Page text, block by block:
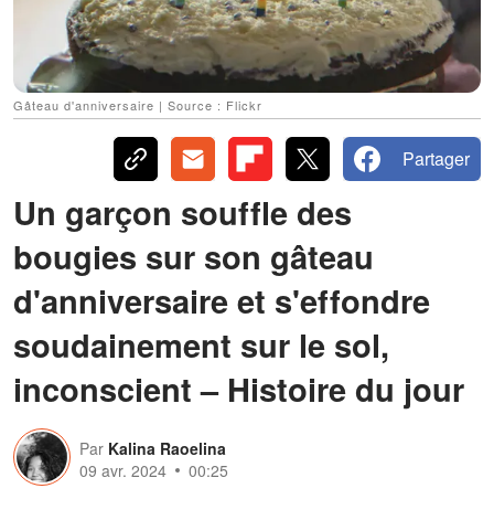
Gâteau d'anniversaire | Source : Flickr
Partager
Un garçon souffle des
bougies sur son gâteau
d'anniversaire et s'effondre
soudainement sur le sol,
inconscient – Histoire du jour
Par Kalina Raoelina
09 avr. 2024
00:25